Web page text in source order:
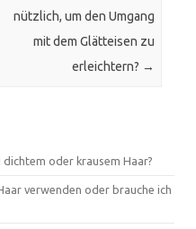
nützlich, um den Umgang
mit dem Glätteisen zu
erleichtern? →
oder krausem Haar?
verwenden oder brauche ich